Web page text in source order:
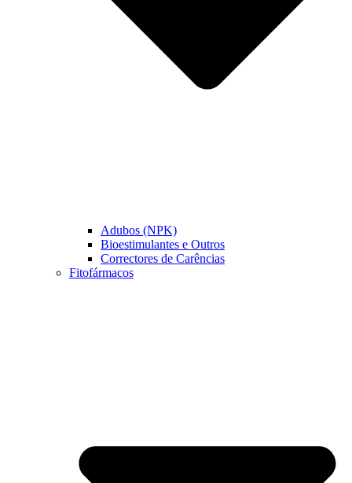
Adubos (NPK)
Bioestimulantes e Outros
Correctores de Carências
Fitofármacos